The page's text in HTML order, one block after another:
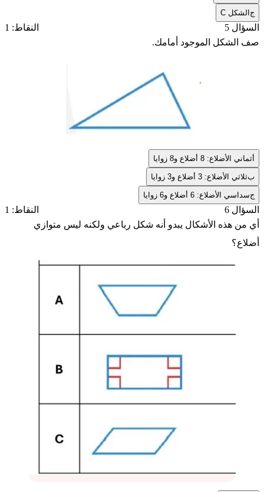
جالشكل C
السؤال 5
النقاط: 1
صف الشكل الموجود أمامك.
ثماني الأضلاع: 8 أضلاع و8 زوايا
بثلاثي الأضلاع: 3 أضلاع و3 زوايا
جسداسي الأضلاع: 6 أضلاع و6 زوايا
السؤال 6
النقاط: 1
أي من هذه الأشكال يبدو أنه شكل رباعي ولكنه ليس متوازي
أضلاع؟